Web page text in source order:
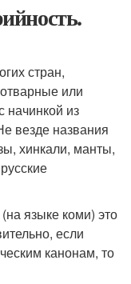
стран,
или
начинкой из
везде названия
хинкали, манты,
языке коми) это
если
канонам, то